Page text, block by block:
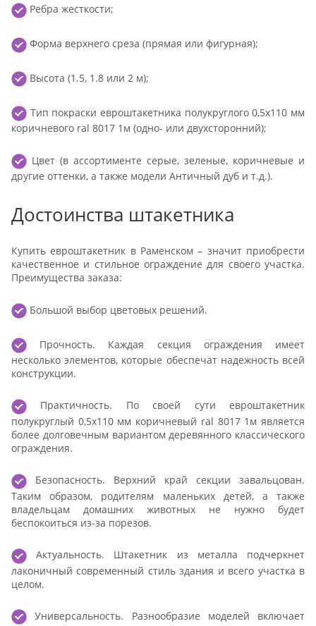
Ребра жесткости;
Форма верхнего среза (прямая или фигурная);
Высота (1.5, 1.8 или 2 м);
Тип покраски евроштакетника полукруглого 0,5x110 мм
коричневого ral 8017 1м (одно- или двухсторонний);
Цвет (в ассортименте серые, зеленые, коричневые и
другие оттенки, а также модели Античный дуб и т.д.).
Достоинства штакетника
Купить евроштакетник в Раменском – значит приобрести
качественное и стильное ограждение для своего участка.
Преимущества заказа:
Большой выбор цветовых решений.
Прочность. Каждая секция ограждения имеет
несколько элементов, которые обеспечат надежность всей
конструкции.
Практичность. По своей сути евроштакетник
полукруглый 0,5x110 мм коричневый ral 8017 1м является
более долговечным вариантом деревянного классического
ограждения.
Безопасность. Верхний край секции завальцован.
Таким образом, родителям маленьких детей, а также
владельцам домашних животных не нужно будет
беспокоиться из-за порезов.
Актуальность. Штакетник из металла подчеркнет
лаконичный современный стиль здания и всего участка в
целом.
Универсальность. Разнообразие моделей включает